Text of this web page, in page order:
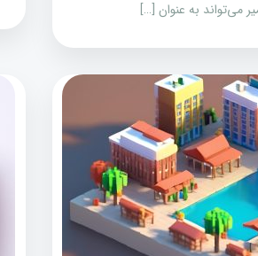
می‌تواند به عنوان […]